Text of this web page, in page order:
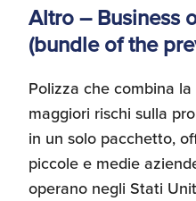
Altro – Business
(bundle of the
Polizza che combina
maggiori rischi sulla
in un solo pacchetto,
piccole e medie
operano negli Stati